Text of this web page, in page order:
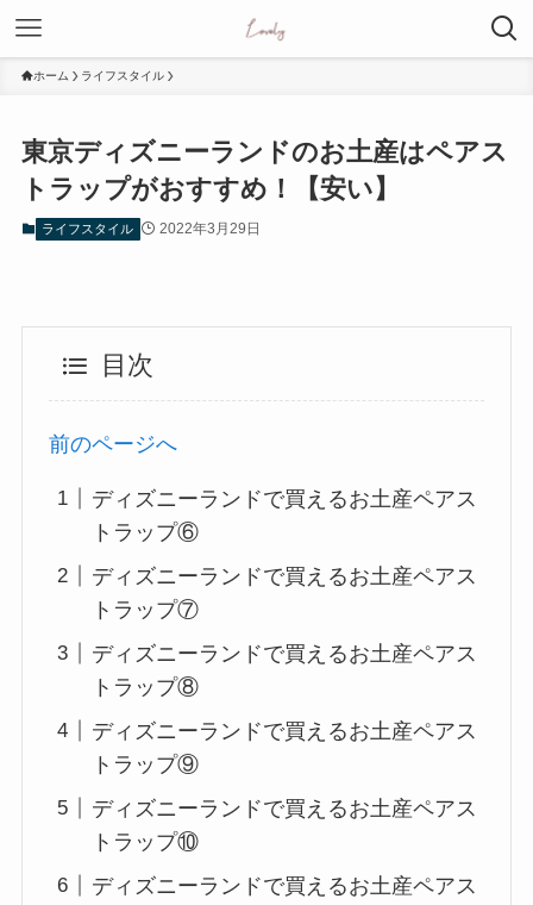
ホーム ライフスタイル
東京ディズニーランドのお土産はペアス
トラップがおすすめ！【安い】
ライフスタイル 2022年3月29日
目次
前のページへ
ディズニーランドで買えるお土産ペアス
トラップ⑥
ディズニーランドで買えるお土産ペアス
トラップ⑦
ディズニーランドで買えるお土産ペアス
トラップ⑧
ディズニーランドで買えるお土産ペアス
トラップ⑨
ディズニーランドで買えるお土産ペアス
トラップ⑩
ディズニーランドで買えるお土産ペアス